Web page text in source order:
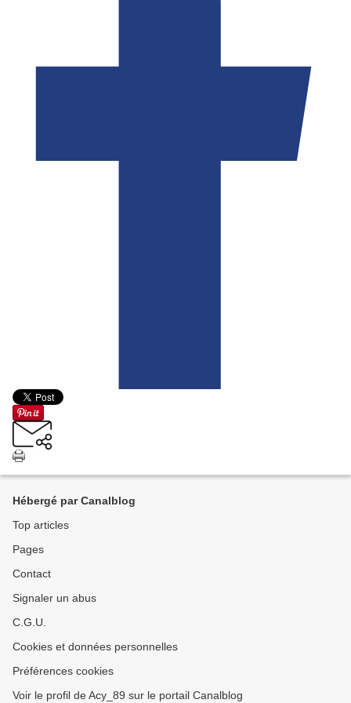
Hébergé par Canalblog
Top articles
Pages
Contact
Signaler un abus
C.G.U.
Cookies et données personnelles
Préférences cookies
Voir le profil de Acy_89 sur le portail Canalblog